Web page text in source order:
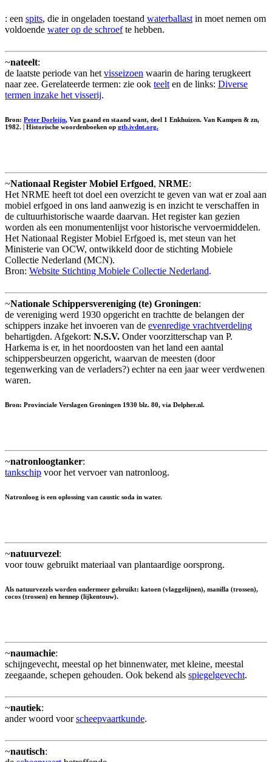
: een spits, die in ongeladen toestand waterballast in moet nemen om
voldoende water op de schroefte hebben.
~nateelt:
de laatste periode van het visseizoen waarin de haring terugkeert
naar zee. Gerelateerde termen: zie ook teelt en de links: Diverse
termen inzake het visserij.
Bron: Peter Dorleijn, Van gaand en staand want, deel 1 Enkhuizen. Van Kampen & zn,
1982. | Historische woordenboeken op gtb.ivdnt.org.
~Nationaal Register Mobiel Erfgoed, NRME:
Het NRME heeft tot doel een overzicht te geven van wat er zoal aan
mobiel erfgoed in ons land aanwezig is en inzicht te verschaffen in
de cultuurhistorische waarde daarvan. Het register kan gezien
worden als een monumentenlijst voor historische vervoermiddelen.
Het Nationaal Register Mobiel Erfgoed is, met steun van het
Ministerie van OCW, ontwikkeld door de stichting Mobiele
Collectie Nederland (MCN).
Bron: Website Stichting Mobiele Collectie Nederland.
~Nationale Schippersvereniging (te) Groningen:
de vereniging werd 1930 opgericht en trachtte de belangen der
schippers inzake het invoeren van de evenredige vrachtverdeling
behartigden. Afgekort: N.S.V. Onder voorzitterschap van P.
Harkema is er, in het noordoosten van het land een aantal
schippersbeurzen opgericht, waarvan de meesten (door
tegenwerking van de verladers?) echter na een jaar weer verdwenen
waren.
Bron: Provinciale Verslagen Groningen 1930 blz. 80, via Delpher.nl.
~natronloogtanker:
tankschip voor het vervoer van natronloog.
Natronloog is een oplossing van caustic soda in water.
~natuurvezel:
voor touw gebruikt materiaal van plantaardige oorsprong.
Als natuurvezels worden ondermeer gebruikt: katoen (vlaggelijnen), manilla (trossen),
cocos (trossen) en hennep (lijkentouw).
~naumachie:
schijngevecht, meestal op het binnenwater, met kleine, meestal
zeegaande, schepen gehouden. Ook bekend als spiegelgevecht.
~nautiek:
ander woord voorscheepvaartkunde.
~nautisch: